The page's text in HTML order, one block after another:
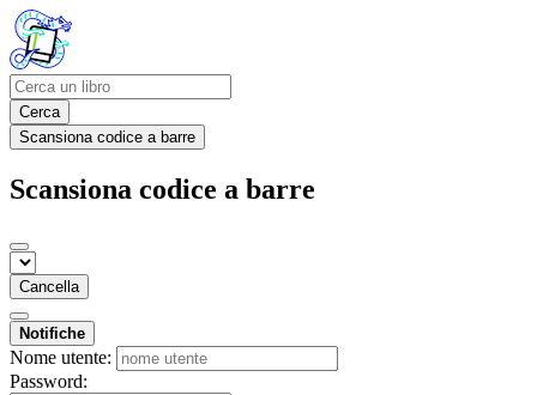
Cerca
Scansiona codice a barre
Scansiona codice a barre
Cancella
Notifiche
Nome utente:
Password: